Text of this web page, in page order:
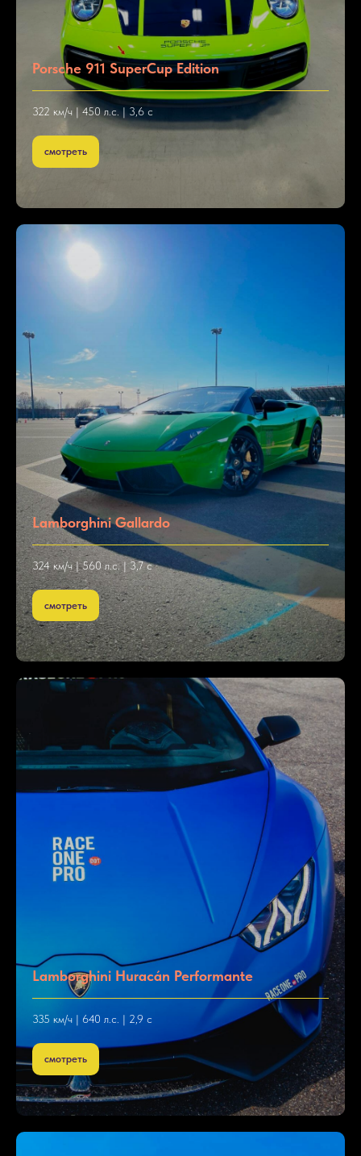
Porsche 911 SuperCup Edition
322 км/ч | 450 л.с. | 3,6 с
смотреть
Lamborghini Gallardo
324 км/ч | 560 л.с. | 3,7 с
смотреть
Lamborghini Huracán Performante
335 км/ч | 640 л.с. | 2,9 с
смотреть